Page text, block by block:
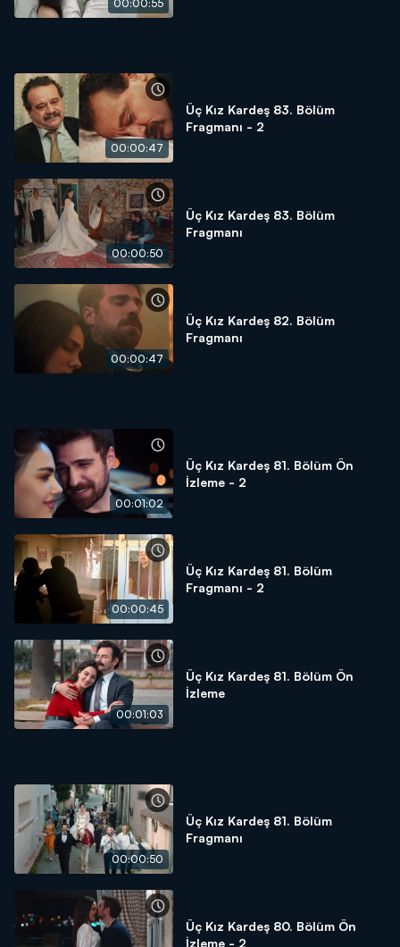
00:00:55
00:00:47
Üç Kız Kardeş 83. Bölüm
Fragmanı - 2
00:00:50
Üç Kız Kardeş 83. Bölüm
Fragmanı
00:00:47
Üç Kız Kardeş 82. Bölüm
Fragmanı
00:01:02
Üç Kız Kardeş 81. Bölüm Ön
İzleme - 2
00:00:45
Üç Kız Kardeş 81. Bölüm
Fragmanı - 2
00:01:03
Üç Kız Kardeş 81. Bölüm Ön
İzleme
00:00:50
Üç Kız Kardeş 81. Bölüm
Fragmanı
Üç Kız Kardeş 80. Bölüm Ön
İzleme - 2